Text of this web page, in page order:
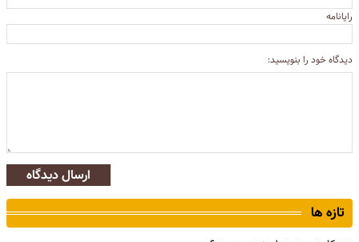
رایانامه
دیدگاه خود را بنویسید:
ارسال دیدگاه
تازه ها